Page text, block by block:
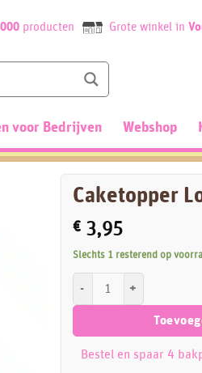
producten Grote winkel in
voor Bedrijven Webshop
Caketopper
€3,95
Slechts 1 resterend op
Bestel en spaar 4